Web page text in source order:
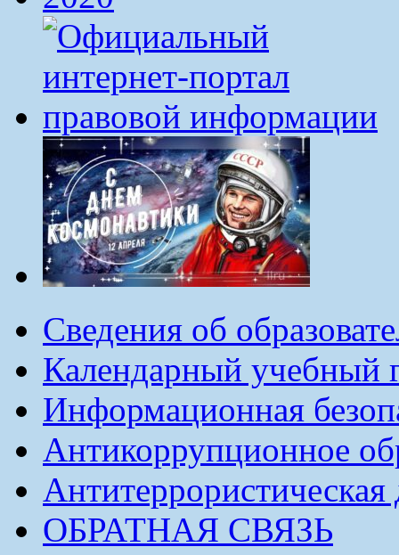
Сведения об
Календарный учебный
Информационная
Антикоррупционное
Антитеррористическая
ОБРАТНАЯ СВЯЗЬ